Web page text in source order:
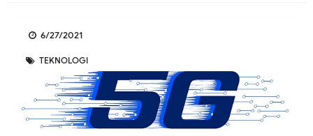
TEKNOLOGI
6/27/2021